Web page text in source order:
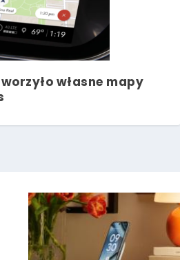
własne mapy